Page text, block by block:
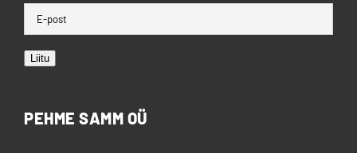
Liitu
PEHME SAMM OÜ